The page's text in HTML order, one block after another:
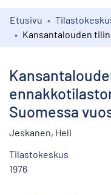
Kokoelmat
Etusivu
Suomessa
Jeskanen, Heli
Tilastokeskus
1976